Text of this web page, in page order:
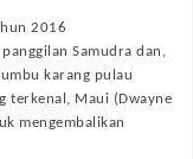
2016
Samudra dan,
karang pulau
terkenal, Maui (Dwayne
mengembalikan